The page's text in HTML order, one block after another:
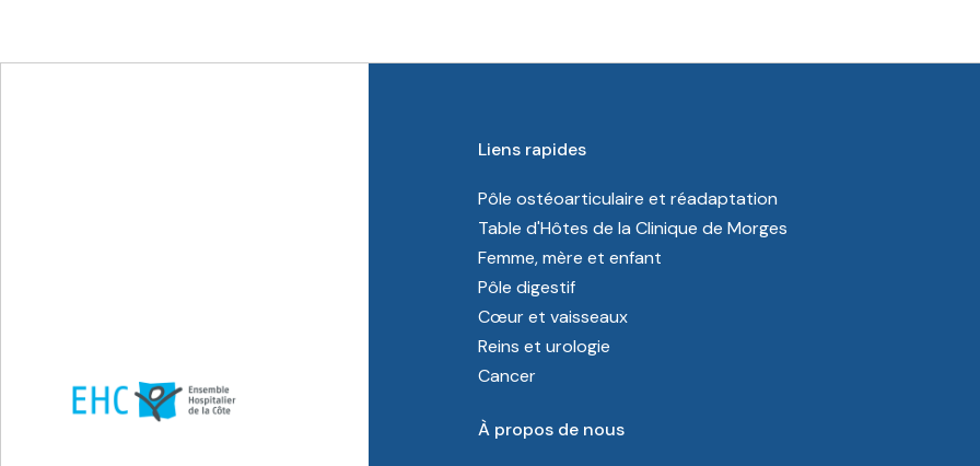
Liens rapides
Pôle ostéoarticulaire et réadaptation
Table d'Hôtes de la Clinique de Morges
Femme, mère et enfant
Pôle digestif
Cœur et vaisseaux
Reins et urologie
Cancer
À propos de nous